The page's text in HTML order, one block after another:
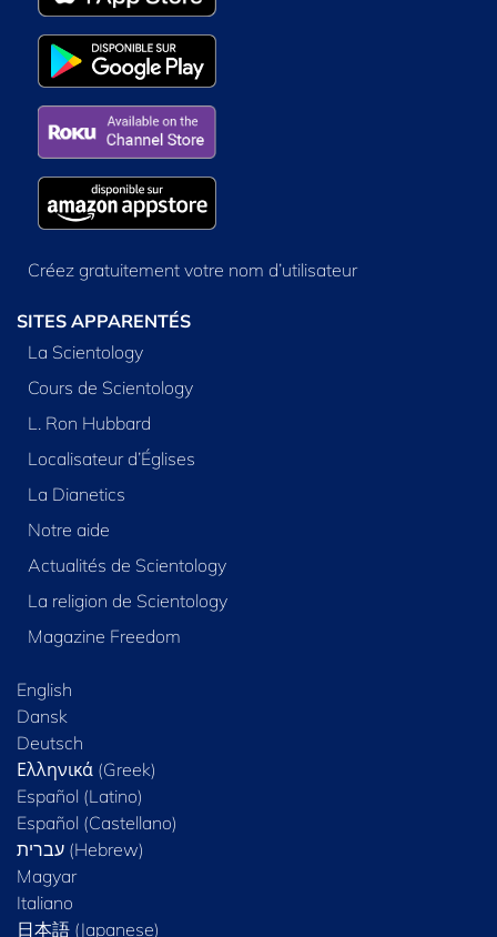
Créez gratuitement votre nom d’utilisateur
SITES APPARENTÉS
La Scientology
Cours de Scientology
L. Ron Hubbard
Localisateur d’Églises
La Dianetics
Notre aide
Actualités de Scientology
La religion de Scientology
Magazine Freedom
English
Dansk
Deutsch
Ελληνικά (Greek)
Español (Latino)
Español (Castellano)
Magyar
Italiano
日本語 (Japanese)